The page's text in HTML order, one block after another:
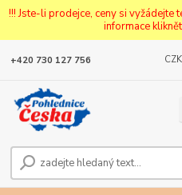
!!! Jste-li prodejce, ceny si vyžádejte
informace
+420 730 127 756